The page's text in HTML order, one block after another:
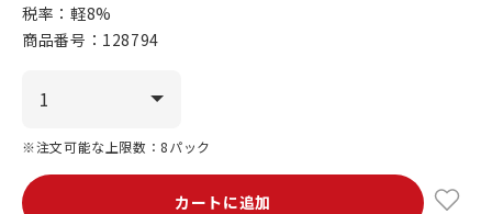
税率：軽8%
商品番号： 128794
※注文可能な上限数：8パック
カートに追加